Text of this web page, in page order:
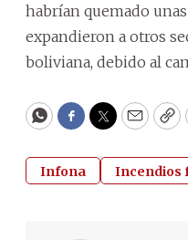
habrían quemado
expandieron a otros
boliviana, debido al
WhatsApp
Facebook
Twitter
Email
Infona Incendios